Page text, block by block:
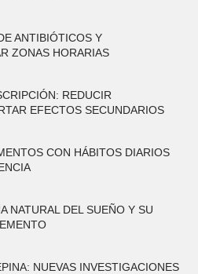
ANTIBIÓTICOS Y
ZONAS HORARIAS
REDUCIR
EFECTOS SECUNDARIOS
CON HÁBITOS DIARIOS
NATURAL DEL SUEÑO Y SU
NUEVAS INVESTIGACIONES